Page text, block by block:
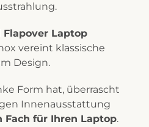
Laptop
vereint klassische
Design.
Form hat, überrascht
Innenausstattung
Fach für Ihren Laptop.